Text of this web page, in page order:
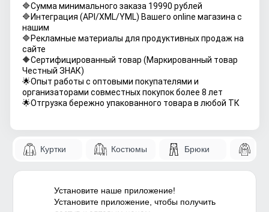
🔷Сумма минимального заказа 19990 рублей
🔷Интеграция (API/XML/YML) Вашего online магазина с
нашим
🔷Рекламные материалы для продуктивных продаж на
сайте
🔶Сертифицированный товар (Маркированный товар
Честный ЗНАК)
🌟Опыт работы с оптовыми покупателями и
организаторами совместных покупок более 8 лет
🌟Отгрузка бережно упакованного товара в любой ТК
Куртки Костюмы Брюки
Установите наше приложение!
Установите приложение, чтобы получить